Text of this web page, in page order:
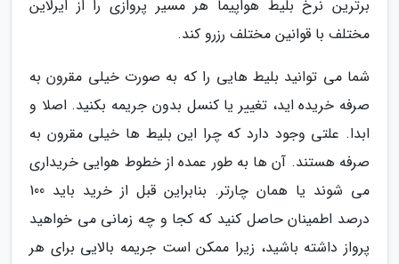
برترین نرخ بلیط هواپیما هر مسیر پروازی را از ایرلاین
مختلف با قوانین مختلف رزرو کند.
شما می توانید بلیط هایی را که به صورت خیلی مقرون به
صرفه خریده اید، تغییر یا کنسل بدون جریمه بکنید. اصلا و
ابدا. علتی وجود دارد که چرا این بلیط ها خیلی مقرون به
صرفه هستند. آن ها به طور عمده از خطوط هوایی خریداری
می شوند یا همان چارتر. بنابراین قبل از خرید باید 100
درصد اطمینان حاصل کنید که کجا و چه زمانی می خواهید
پرواز داشته باشید، زیرا ممکن است جریمه بالایی برای هر